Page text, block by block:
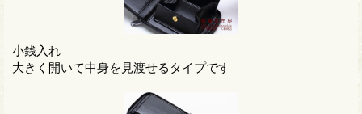
小銭入れ
大きく開いて中身を見渡せるタイプです